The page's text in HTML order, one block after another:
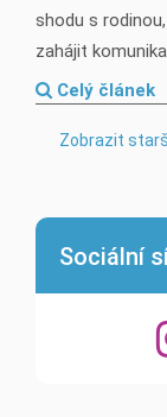
shodu s
zahájit
Celý článek
Zobrazit
Sociální